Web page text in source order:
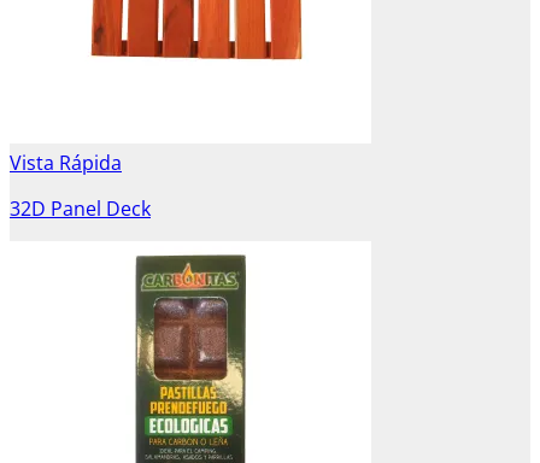
Vista Rápida
32D Panel Deck